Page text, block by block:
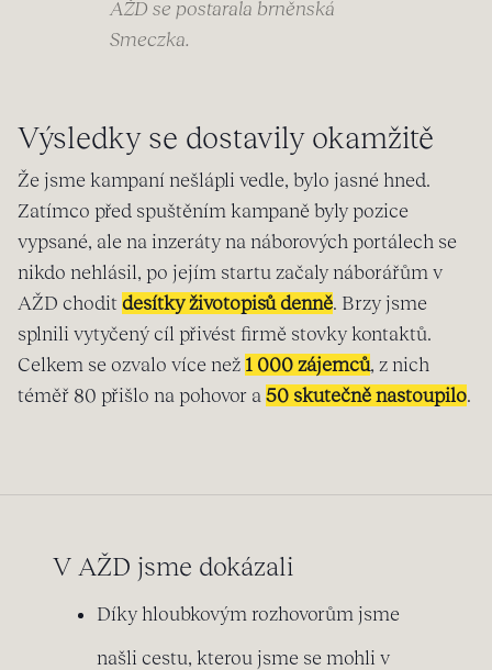
AŽD se postarala brněnská
Smeczka.
Výsledky se dostavily okamžitě
Že jsme kampaní nešlápli vedle, bylo jasné hned.
Zatímco před spuštěním kampaně byly pozice
vypsané, ale na inzeráty na náborových portálech se
nikdo nehlásil, po jejím startu začaly náborářům v
AŽD chodit desítky životopisů denně. Brzy jsme
splnili vytyčený cíl přivést firmě stovky kontaktů.
Celkem se ozvalo více než 1 000 zájemců, z nich
téměř 80 přišlo na pohovor a 50 skutečně nastoupilo.
V AŽD jsme dokázali
Díky hloubkovým rozhovorům jsme
našli cestu, kterou jsme se mohli v